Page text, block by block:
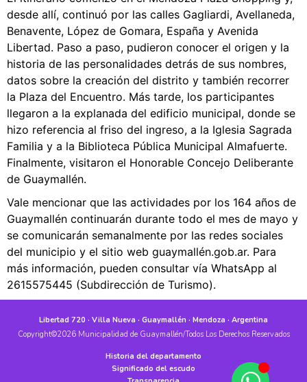
desde allí, continuó por las calles Gagliardi, Avellaneda,
Benavente, López de Gomara, España y Avenida
Libertad. Paso a paso, pudieron conocer el origen y la
historia de las personalidades detrás de sus nombres,
datos sobre la creación del distrito y también recorrer
la Plaza del Encuentro. Más tarde, los participantes
llegaron a la explanada del edificio municipal, donde se
hizo referencia al friso del ingreso, a la Iglesia Sagrada
Familia y a la Biblioteca Pública Municipal Almafuerte.
Finalmente, visitaron el Honorable Concejo Deliberante
de Guaymallén.
Vale mencionar que las actividades por los 164 años de
Guaymallén continuarán durante todo el mes de mayo y
se comunicarán semanalmente por las redes sociales
del municipio y el sitio web guaymallén.gob.ar. Para
más información, pueden consultar vía WhatsApp al
2615575445 (Subdirección de Turismo).
Libertad 720 · Villa Nueva · Guaymallén · Mendoza · Argentina
Copyright©2026 Municipalidad de Guaymallén/Todos Los Derechos Reservados
Historia del departamento
Significado del escudo